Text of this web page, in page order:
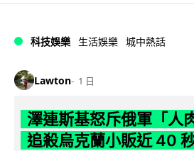
科技娛樂 生活娛樂 城中熱話
Lawton 1 日
澤連斯基怒斥俄軍「人
追殺烏克蘭小販近 40